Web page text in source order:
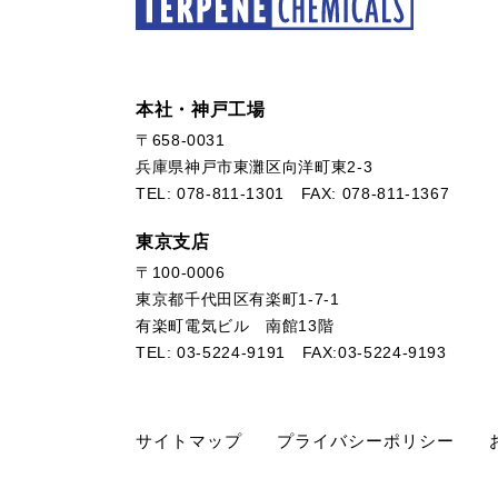
本社・神戸工場
〒658-0031
兵庫県神戸市東灘区向洋町東2-3
TEL:078-811-1301 FAX: 078-811-1367
東京支店
〒100-0006
東京都千代田区有楽町1-7-1
有楽町電気ビル 南館13階
TEL:03-5224-9191 FAX:03-5224-9193
サイトマップ プライバシーポリシー